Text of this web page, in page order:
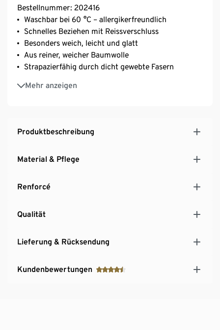
Bestellnummer: 202416
Waschbar bei 60 °C – allergikerfreundlich
Schnelles Beziehen mit Reissverschluss
Besonders weich, leicht und glatt
Aus reiner, weicher Baumwolle
Strapazierfähig durch dicht gewebte Fasern
Mehr anzeigen
Temperaturausgleichend und saugfähig
Produktbeschreibung
Material & Pflege
Renforcé
Qualität
Lieferung & Rücksendung
Kundenbewertungen